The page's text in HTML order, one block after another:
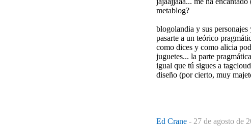
metablog?
blogolandia y sus
pasarte a un teórico
como dices y como alicia
juguetes... la parte
igual que tú sigues a
diseño (por cierto, muy
Ed Crane - 27 de agosto de